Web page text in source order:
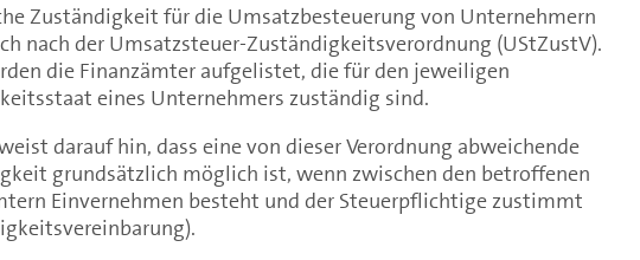
Zuständigkeit für die Umsatzbesteuerung von Unternehmern
nach der Umsatzsteuer-Zuständigkeitsverordnung (UStZustV).
die Finanzämter aufgelistet, die für den jeweiligen
eines Unternehmers zuständig sind.
darauf hin, dass eine von dieser Verordnung abweichende
grundsätzlich möglich ist, wenn zwischen den betroffenen
Einvernehmen besteht und der Steuerpflichtige zustimmt